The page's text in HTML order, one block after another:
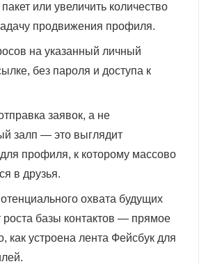
или увеличить количество
продвижения профиля.
на указанный личный
без пароля и доступа к
заявок, а не
залп — это выглядит
профиля, к которому массово
в друзья.
охвата будущих
роста базы контактов — прямое
как устроена лента Фейсбук для